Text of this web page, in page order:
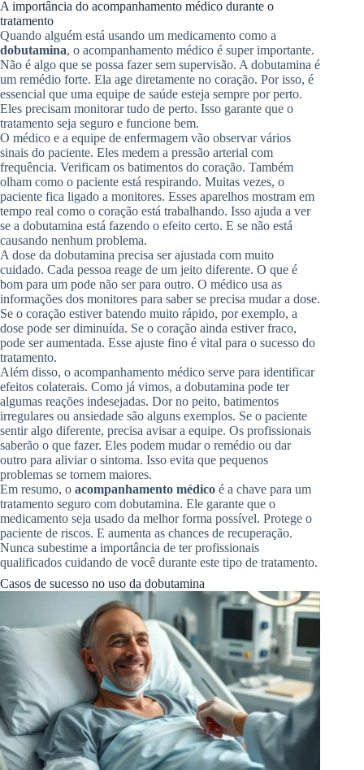
A importância do acompanhamento médico durante o
tratamento
Quando alguém está usando um medicamento como a
dobutamina, o acompanhamento médico é super importante.
Não é algo que se possa fazer sem supervisão. A dobutamina é
um remédio forte. Ela age diretamente no coração. Por isso, é
essencial que uma equipe de saúde esteja sempre por perto.
Eles precisam monitorar tudo de perto. Isso garante que o
tratamento seja seguro e funcione bem.
O médico e a equipe de enfermagem vão observar vários
sinais do paciente. Eles medem a pressão arterial com
frequência. Verificam os batimentos do coração. Também
olham como o paciente está respirando. Muitas vezes, o
paciente fica ligado a monitores. Esses aparelhos mostram em
tempo real como o coração está trabalhando. Isso ajuda a ver
se a dobutamina está fazendo o efeito certo. E se não está
causando nenhum problema.
A dose da dobutamina precisa ser ajustada com muito
cuidado. Cada pessoa reage de um jeito diferente. O que é
bom para um pode não ser para outro. O médico usa as
informações dos monitores para saber se precisa mudar a dose.
Se o coração estiver batendo muito rápido, por exemplo, a
dose pode ser diminuída. Se o coração ainda estiver fraco,
pode ser aumentada. Esse ajuste fino é vital para o sucesso do
tratamento.
Além disso, o acompanhamento médico serve para identificar
efeitos colaterais. Como já vimos, a dobutamina pode ter
algumas reações indesejadas. Dor no peito, batimentos
irregulares ou ansiedade são alguns exemplos. Se o paciente
sentir algo diferente, precisa avisar a equipe. Os profissionais
saberão o que fazer. Eles podem mudar o remédio ou dar
outro para aliviar o sintoma. Isso evita que pequenos
problemas se tornem maiores.
Em resumo, o acompanhamento médico é a chave para um
tratamento seguro com dobutamina. Ele garante que o
medicamento seja usado da melhor forma possível. Protege o
paciente de riscos. E aumenta as chances de recuperação.
Nunca subestime a importância de ter profissionais
qualificados cuidando de você durante este tipo de tratamento.
Casos de sucesso no uso da dobutamina